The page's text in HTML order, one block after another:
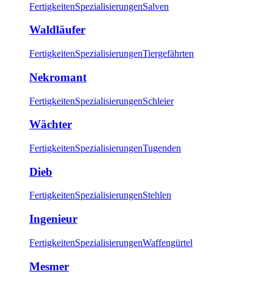
FertigkeitenSpezialisierungenSalven
Waldläufer
FertigkeitenSpezialisierungenTiergefährten
Nekromant
FertigkeitenSpezialisierungenSchleier
Wächter
FertigkeitenSpezialisierungenTugenden
Dieb
FertigkeitenSpezialisierungenStehlen
Ingenieur
FertigkeitenSpezialisierungenWaffengürtel
Mesmer